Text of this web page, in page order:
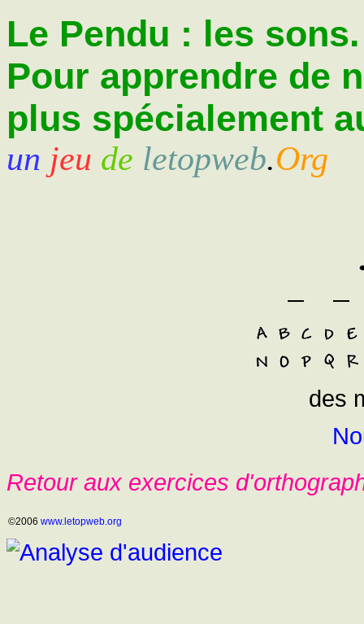
Le Pendu : les sons.
Pour apprendre de
plus spécialement
un jeu de letopweb.Org
des
Retour aux exercices
©2006 www.letopweb.org